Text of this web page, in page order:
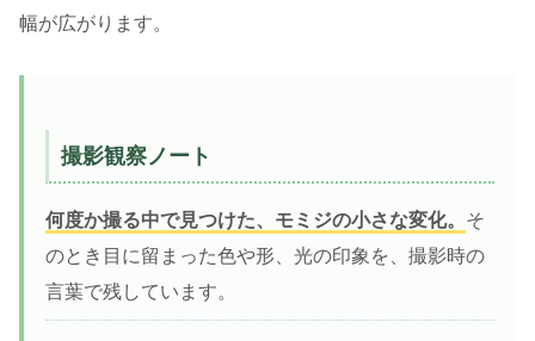
幅が広がります。
撮影観察ノート
何度か撮る中で見つけた、モミジの小さな変化。 そ
のとき目に留まった色や形、光の印象を、撮影時の
言葉で残しています。